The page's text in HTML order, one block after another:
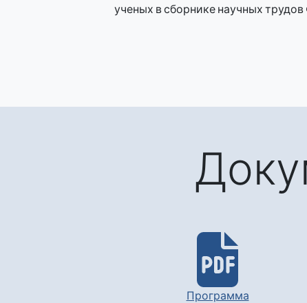
ученых в сборнике научных
Программа